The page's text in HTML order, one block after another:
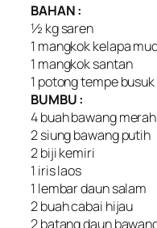
BAHAN :
½ kg saren
1 mangkok kelapa
1 mangkok santan
1 potong tempe busuk
BUMBU :
4 buah bawang merah
2 siung bawang putih
2 biji kemiri
1 iris laos
1 lembar daun salam
2 buah cabai hijau
2 batang daun